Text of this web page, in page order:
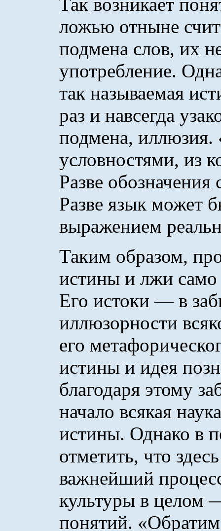
ложью отныне
подмена слов, их
употребление.
так называемая
раз и навсегда
подмена, иллюзия.
условностями, из
Разве
Разве язык может
выражением
Таким образом,
истины и лжи само
Его истоки — в
иллюзорности
его
истины и идея
благодаря этому
начало всякая
истины. Однако в
отметить, что
важнейший
культуры в целом
понятий.